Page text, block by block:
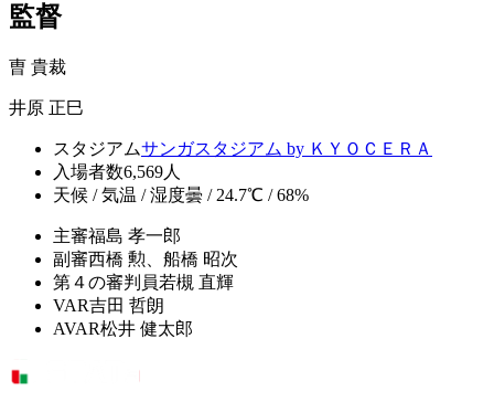
監督
曺 貴裁
井原 正巳
スタジアムサンガスタジアム by ＫＹＯＣＥＲＡ
入場者数6,569人
天候 / 気温 / 湿度曇 / 24.7℃ / 68%
主審福島 孝一郎
副審西橋 勲、船橋 昭次
第４の審判員若槻 直輝
VAR吉田 哲朗
AVAR松井 健太郎